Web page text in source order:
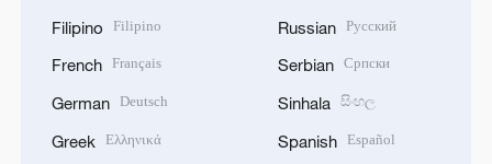
Filipino Filipino
French Français
German Deutsch
Greek Ελληνικά
Russian Русский
Serbian Српски
Sinhala සිංහල
Spanish Español